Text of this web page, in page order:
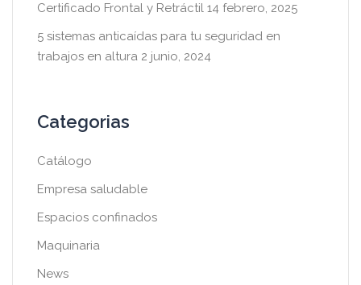
Certificado Frontal y Retráctil 14 febrero, 2025
5 sistemas anticaídas para tu seguridad en
trabajos en altura 2 junio, 2024
Categorias
Catálogo
Empresa saludable
Espacios confinados
Maquinaria
News